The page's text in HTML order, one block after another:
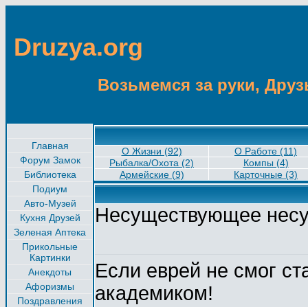
Druzya.org
Возьмемся за руки,
Главная
Форум Замок
Библиотека
Подиум
Авто-Музей
Кухня Друзей
Зеленая Аптека
Прикольные
Картинки
Анекдоты
Афоризмы
Поздравления
О Жизни (92)
О Работе (11)
Рыбалка/Охота (2)
Компы (4)
Армейские (9)
Карточные (3)
Несуществующее
Если еврей не смог
академиком!